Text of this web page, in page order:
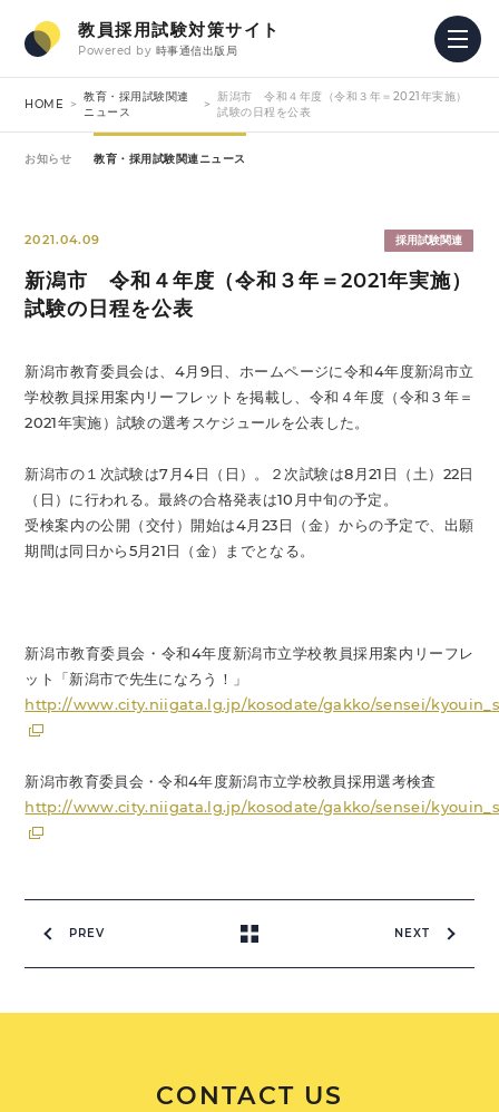
教員採用試験対策サイト
Powered by 時事通信出版局
HOME
教育・採用試験関連
ニュース
新潟市 令和４年度（令和３年＝2021年実施）
試験の日程を公表
お知らせ 教育・採用試験関連ニュース
2021.04.09 採用試験関連
新潟市 令和４年度（令和３年＝2021年実施）
試験の日程を公表
新潟市教育委員会は、4月9日、ホームページに令和4年度新潟市立
学校教員採用案内リーフレットを掲載し、令和４年度（令和３年＝
2021年実施）試験の選考スケジュールを公表した。
新潟市の１次試験は7月4日（日）。２次試験は8月21日（土）22日
（日）に行われる。最終の合格発表は10月中旬の予定。
受検案内の公開（交付）開始は4月23日（金）からの予定で、出願
期間は同日から5月21日（金）までとなる。
新潟市教育委員会・令和4年度新潟市立学校教員採用案内リーフレ
ット「新潟市で先生になろう！」
http://www.city.niigata.lg.jp/kosodate/gakko/sensei/
新潟市教育委員会・令和4年度新潟市立学校教員採用選考検査
http://www.city.niigata.lg.jp/kosodate/gakko/sensei/
PREV NEXT
CONTACT US